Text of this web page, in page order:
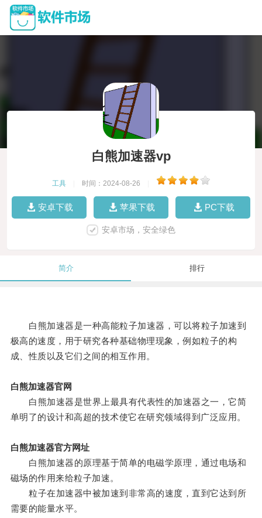
白熊加速器vp
工具 时间：2024-08-26
安卓下载 苹果下载 PC下载
安卓市场，安全绿色
简介 排行
白熊加速器是一种高能粒子加速器，可以将粒子加速到
极高的速度，用于研究各种基础物理现象，例如粒子的构
成、性质以及它们之间的相互作用。
白熊加速器官网
白熊加速器是世界上最具有代表性的加速器之一，它简
单明了的设计和高超的技术使它在研究领域得到广泛应用。
白熊加速器官方网址
白熊加速器的原理基于简单的电磁学原理，通过电场和
磁场的作用来给粒子加速。
粒子在加速器中被加速到非常高的速度，直到它达到所
需要的能量水平。